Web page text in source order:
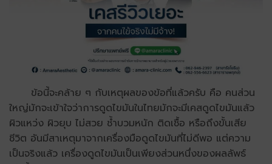
ข้อนี้จะคล้าย ๆ กับเหตุผลของข้อที่แล้วครับ คือ คนส่วน
ใหญ่มักจะเข้าใจว่าการดูดไขมันในไทยมักจะมีเคสดูดไขมันแล้ว
ผิวแหว่ง ผิวยุบ ไม่สวย ช้ำบวมหนัก ติดเชื้อ หรือถึงขั้นเสีย
ชีวิต อันมีสาเหตุมาจากเครื่องมือดูดไขมันที่ไม่ดีพอ แต่ความ
เป็นจริงแล้ว เครื่องดูดไขมันเป็นเพียงส่วนหนึ่งของผลลัพธ์